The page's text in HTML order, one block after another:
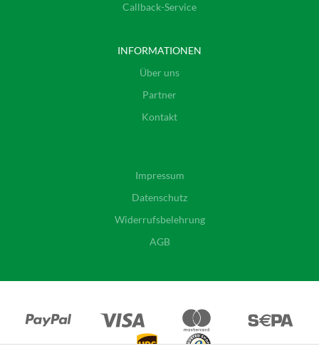
Callback-Service
INFORMATIONEN
Über uns
Partner
Kontakt
Impressum
Datenschutz
Widerrufsbelehrung
AGB